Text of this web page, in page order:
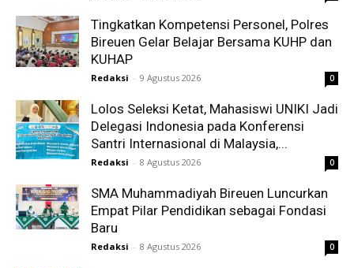
Tingkatkan Kompetensi Personel, Polres
Bireuen Gelar Belajar Bersama KUHP dan
KUHAP
Redaksi - 9 Agustus 2026 0
Lolos Seleksi Ketat, Mahasiswi UNIKI Jadi
Delegasi Indonesia pada Konferensi
Santri Internasional di Malaysia,...
Redaksi - 8 Agustus 2026 0
SMA Muhammadiyah Bireuen Luncurkan
Empat Pilar Pendidikan sebagai Fondasi
Baru
Redaksi - 8 Agustus 2026 0